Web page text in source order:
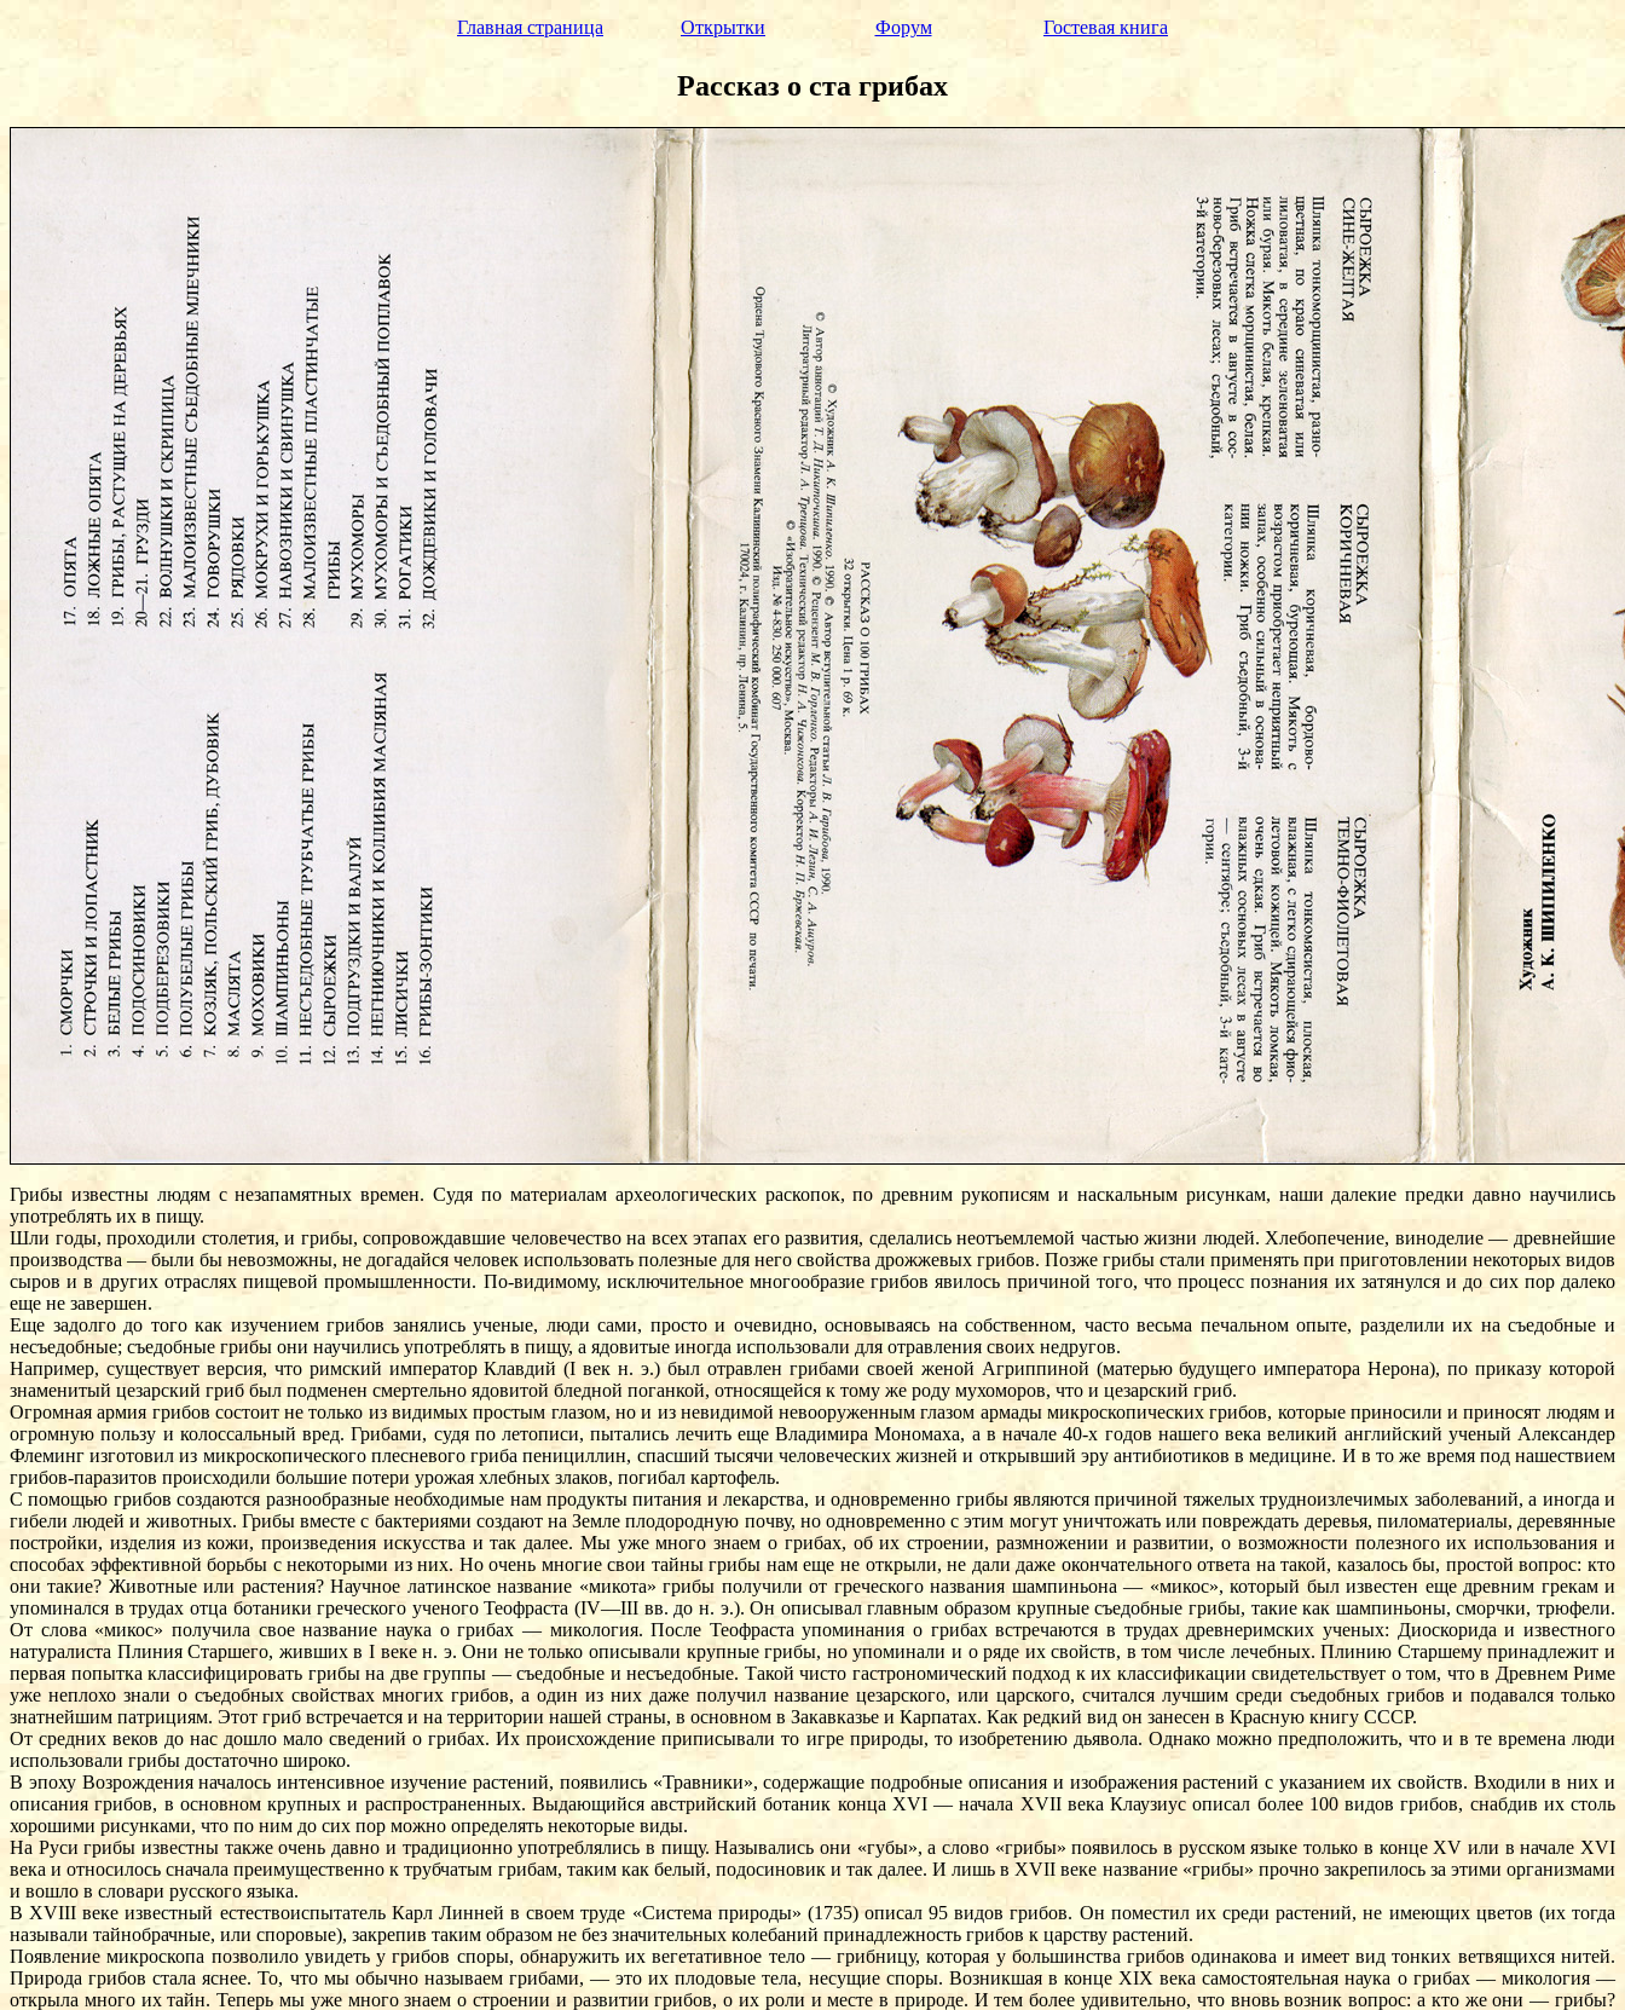
Главная страница Открытки Форум Гостевая книга
Рассказ о ста грибах
Грибы известны людям с незапамятных времен. Судя по материалам археологических раскопок, по древним рукописям и наскальным рисункам, наши далекие предки давно научились
употреблять их в пищу.
Шли годы, проходили столетия, и грибы, сопровождавшие человечество на всех этапах его развития, сделались неотъемлемой частью жизни людей. Хлебопечение, виноделие — древнейшие
производства — были бы невозможны, не догадайся человек использовать полезные для него свойства дрожжевых грибов. Позже грибы стали применять при приготовлении некоторых видов
сыров и в других отраслях пищевой промышленности. По-видимому, исключительное многообразие грибов явилось причиной того, что процесс познания их затянулся и до сих пор далеко
еще не завершен.
Еще задолго до того как изучением грибов занялись ученые, люди сами, просто и очевидно, основываясь на собственном, часто весьма печальном опыте, разделили их на съедобные и
несъедобные; съедобные грибы они научились употреблять в пищу, а ядовитые иногда использовали для отравления своих недругов.
Например, существует версия, что римский император Клавдий (I век н. э.) был отравлен грибами своей женой Агриппиной (матерью будущего императора Нерона), по приказу которой
знаменитый цезарский гриб был подменен смертельно ядовитой бледной поганкой, относящейся к тому же роду мухоморов, что и цезарский гриб.
Огромная армия грибов состоит не только из видимых простым глазом, но и из невидимой невооруженным глазом армады микроскопических грибов, которые приносили и приносят людям и
огромную пользу и колоссальный вред. Грибами, судя по летописи, пытались лечить еще Владимира Мономаха, а в начале 40-х годов нашего века великий английский ученый Александер
Флеминг изготовил из микроскопического плесневого гриба пенициллин, спасший тысячи человеческих жизней и открывший эру антибиотиков в медицине. И в то же время под нашествием
грибов-паразитов происходили большие потери урожая хлебных злаков, погибал картофель.
С помощью грибов создаются разнообразные необходимые нам продукты питания и лекарства, и одновременно грибы являются причиной тяжелых трудноизлечимых заболеваний, а иногда и
гибели людей и животных. Грибы вместе с бактериями создают на Земле плодородную почву, но одновременно с этим могут уничтожать или повреждать деревья, пиломатериалы, деревянные
постройки, изделия из кожи, произведения искусства и так далее. Мы уже много знаем о грибах, об их строении, размножении и развитии, о возможности полезного их использования и
способах эффективной борьбы с некоторыми из них. Но очень многие свои тайны грибы нам еще не открыли, не дали даже окончательного ответа на такой, казалось бы, простой вопрос: кто
они такие? Животные или растения? Научное латинское название «микота» грибы получили от греческого названия шампиньона — «микос», который был известен еще древним грекам и
упоминался в трудах отца ботаники греческого ученого Теофраста (IV—III вв. до н. э.). Он описывал главным образом крупные съедобные грибы, такие как шампиньоны, сморчки, трюфели.
От слова «микос» получила свое название наука о грибах — микология. После Теофраста упоминания о грибах встречаются в трудах древнеримских ученых: Диоскорида и известного
натуралиста Плиния Старшего, живших в I веке н. э. Они не только описывали крупные грибы, но упоминали и о ряде их свойств, в том числе лечебных. Плинию Старшему принадлежит и
первая попытка классифицировать грибы на две группы — съедобные и несъедобные. Такой чисто гастрономический подход к их классификации свидетельствует о том, что в Древнем Риме
уже неплохо знали о съедобных свойствах многих грибов, а один из них даже получил название цезарского, или царского, считался лучшим среди съедобных грибов и подавался только
знатнейшим патрициям. Этот гриб встречается и на территории нашей страны, в основном в Закавказье и Карпатах. Как редкий вид он занесен в Красную книгу СССР.
От средних веков до нас дошло мало сведений о грибах. Их происхождение приписывали то игре природы, то изобретению дьявола. Однако можно предположить, что и в те времена люди
использовали грибы достаточно широко.
В эпоху Возрождения началось интенсивное изучение растений, появились «Травники», содержащие подробные описания и изображения растений с указанием их свойств. Входили в них и
описания грибов, в основном крупных и распространенных. Выдающийся австрийский ботаник конца XVI — начала XVII века Клаузиус описал более 100 видов грибов, снабдив их столь
хорошими рисунками, что по ним до сих пор можно определять некоторые виды.
На Руси грибы известны также очень давно и традиционно употреблялись в пищу. Назывались они «губы», а слово «грибы» появилось в русском языке только в конце XV или в начале XVI
века и относилось сначала преимущественно к трубчатым грибам, таким как белый, подосиновик и так далее. И лишь в XVII веке название «грибы» прочно закрепилось за этими организмами
и вошло в словари русского языка.
В XVIII веке известный естествоиспытатель Карл Линней в своем труде «Система природы» (1735) описал 95 видов грибов. Он поместил их среди растений, не имеющих цветов (их тогда
называли тайнобрачные, или споровые), закрепив таким образом не без значительных колебаний принадлежность грибов к царству растений.
Появление микроскопа позволило увидеть у грибов споры, обнаружить их вегетативное тело — грибницу, которая у большинства грибов одинакова и имеет вид тонких ветвящихся нитей.
Природа грибов стала яснее. То, что мы обычно называем грибами, — это их плодовые тела, несущие споры. Возникшая в конце XIX века самостоятельная наука о грибах — микология —
открыла много их тайн. Теперь мы уже много знаем о строении и развитии грибов, о их роли и месте в природе. И тем более удивительно, что вновь возник вопрос: а кто же они — грибы?